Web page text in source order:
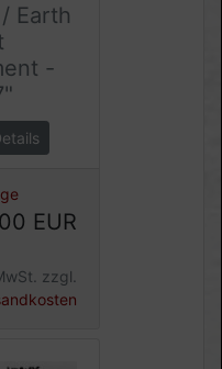
Earth
-
EUR
zzgl.